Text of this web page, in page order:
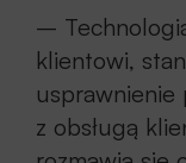
–
klientowi,
usprawnienie
z obsługą